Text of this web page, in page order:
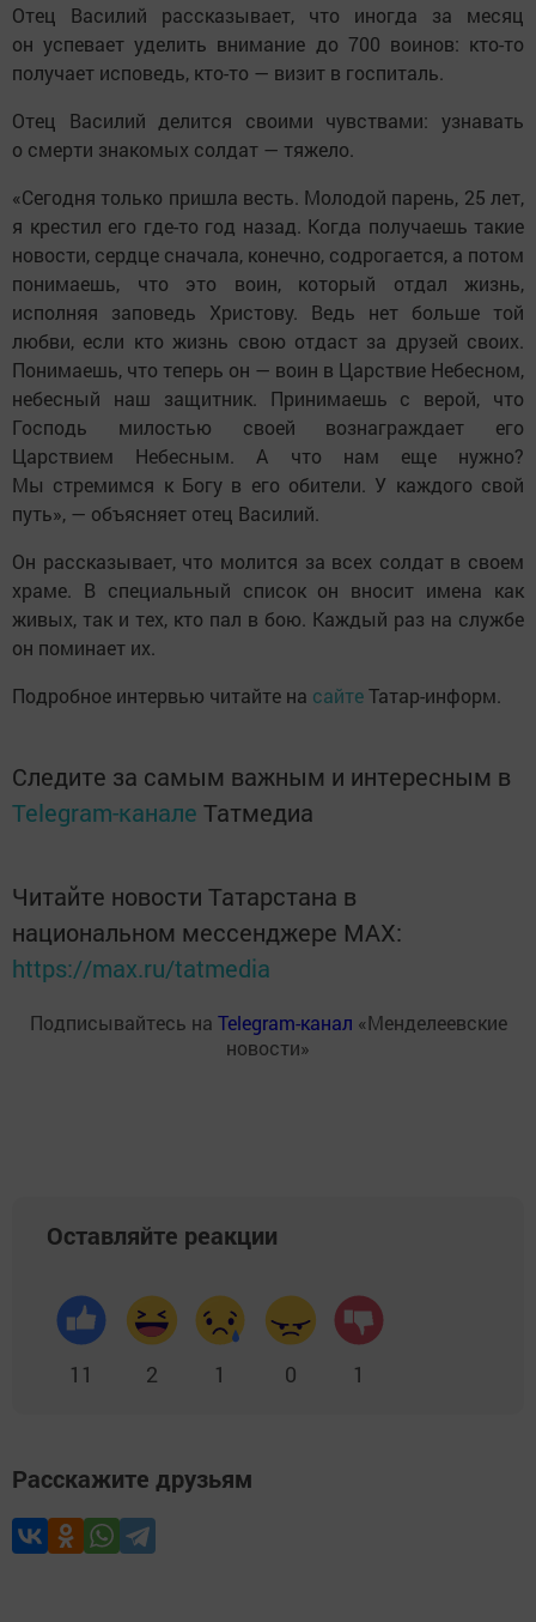
Отец Василий рассказывает, что иногда за месяц
он успевает уделить внимание до 700 воинов: кто-то
получает исповедь, кто-то — визит в госпиталь.
Отец Василий делится своими чувствами: узнавать
о смерти знакомых солдат — тяжело.
«Сегодня только пришла весть. Молодой парень, 25 лет,
я крестил его где-то год назад. Когда получаешь такие
новости, сердце сначала, конечно, содрогается, а потом
понимаешь, что это воин, который отдал жизнь,
исполняя заповедь Христову. Ведь нет больше той
любви, если кто жизнь свою отдаст за друзей своих.
Понимаешь, что теперь он — воин в Царствие Небесном,
небесный наш защитник. Принимаешь с верой, что
Господь милостью своей вознаграждает его
Царствием Небесным. А что нам еще нужно?
Мы стремимся к Богу в его обители. У каждого свой
путь», — объясняет отец Василий.
Он рассказывает, что молится за всех солдат в своем
храме. В специальный список он вносит имена как
живых, так и тех, кто пал в бою. Каждый раз на службе
он поминает их.
Подробное интервью читайте на сайтеТатар-информ.
Следите за самым важным и интересным в
Telegram-канале Татмедиа
Читайте новости Татарстана в
национальном мессенджере MАХ:
https://max.ru/tatmedia
Подписывайтесь на Telegram-канал «Менделеевские
новости»
Оставляйте реакции
11 2 1 0 1
Расскажите друзьям